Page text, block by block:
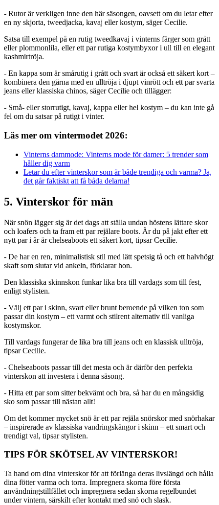
- Rutor är verkligen inne den här säsongen, oavsett om du letar efter
en ny skjorta, tweedjacka, kavaj eller kostym, säger Cecilie.
Satsa till exempel på en rutig tweedkavaj i vinterns färger som grått
eller plommonlila, eller ett par rutiga kostymbyxor i ull till en elegant
kashmirtröja.
- En kappa som är smårutig i grått och svart är också ett säkert kort –
kombinera den gärna med en ulltröja i djupt vinrött och ett par svarta
jeans eller klassiska chinos, säger Cecilie och tillägger:
- Små- eller storrutigt, kavaj, kappa eller hel kostym – du kan inte gå
fel om du satsar på rutigt i vinter.
Läs mer om vintermodet 2026:
Vinterns dammode: Vinterns mode för damer: 5 trender som
håller dig varm
Letar du efter vinterskor som är både trendiga och varma? Ja,
det går faktiskt att få båda delarna!
5. Vinterskor för män
När snön lägger sig är det dags att ställa undan höstens lättare skor
och loafers och ta fram ett par rejälare boots. Är du på jakt efter ett
nytt par i år är chelseaboots ett säkert kort, tipsar Cecilie.
- De har en ren, minimalistisk stil med lätt spetsig tå och ett halvhögt
skaft som slutar vid ankeln, förklarar hon.
Den klassiska skinnskon funkar lika bra till vardags som till fest,
enligt stylisten.
- Välj ett par i skinn, svart eller brunt beroende på vilken ton som
passar din kostym – ett varmt och stilrent alternativ till vanliga
kostymskor.
Till vardags fungerar de lika bra till jeans och en klassisk ulltröja,
tipsar Cecilie.
- Chelseaboots passar till det mesta och är därför den perfekta
vinterskon att investera i denna säsong.
- Hitta ett par som sitter bekvämt och bra, så har du en mångsidig
sko som passar till nästan allt!
Om det kommer mycket snö är ett par rejäla snörskor med snörhakar
– inspirerade av klassiska vandringskängor i skinn – ett smart och
trendigt val, tipsar stylisten.
TIPS FÖR SKÖTSEL AV VINTERSKOR!
Ta hand om dina vinterskor för att förlänga deras livslängd och hålla
dina fötter varma och torra. Impregnera skorna före första
användningstillfället och impregnera sedan skorna regelbundet
under vintern, särskilt efter kontakt med snö och slask.